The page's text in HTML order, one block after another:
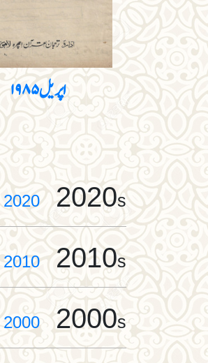
اپریل ۱۹۸۵
2020s
2020
2010s
2010
2000s
2000